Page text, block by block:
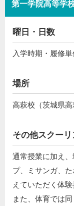
第一学院高等学
曜日・日数
入学時期・履修
場所
高萩校（茨城県高
その他スクー
通常授業に加え
プ、ミサンガ、
えていただく体験
また、体育では